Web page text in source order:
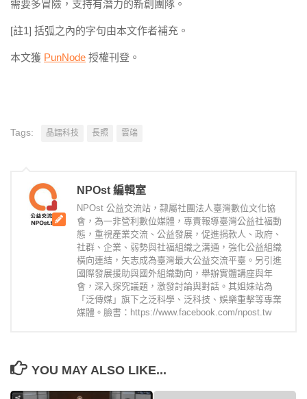
需要多冒險，支持有潛力的新創團隊。
[註1] 括弧之內的字句由本文作者補充。
本文獲 PunNode 授權刊登。
Tags: 晶鐳科技 長照 雲端
NPOst 編輯室
NPOst 公益交流站，隸屬社團法人臺灣數位文化協
會，為一非營利數位媒體，專責報導臺灣公益社福動
態，重視產業交流、公益發展，促進捐款人、政府、
社群、企業、弱勢與社福組織之溝通，強化公益組織
橫向連結，矢志成為臺灣最大公益交流平臺。另引進
國際發展援助與國外組織動向，舉辦實體講座與年
會，深入探究議題，激發討論與對話。其姐妹站為
「泛傳媒」旗下之泛科學、泛科技、娛樂重擊等專業
媒體。臉書：https://www.facebook.com/npost.tw
YOU MAY ALSO LIKE...